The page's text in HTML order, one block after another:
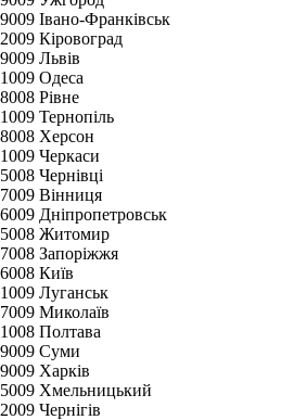
Івано-Франківськ
Кіровоград
Львів
Одеса
Рівне
Тернопіль
Херсон
Черкаси
Чернівці
Вінниця
Дніпропетровськ
Житомир
Запоріжжя
Київ
Луганськ
Миколаїв
Полтава
Суми
Харків
Хмельницький
Чернігів